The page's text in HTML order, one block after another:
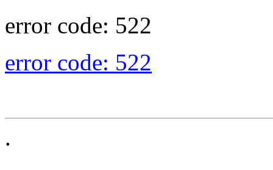
error code: 522
error code: 522
.